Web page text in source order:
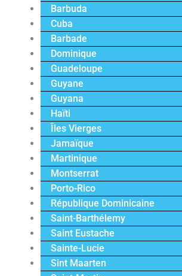
Barbuda
Cuba
Barbade
Dominique
Guadeloupe
Guyane
Guyana
Haïti
Îles Vierges
Jamaïque
Martinique
Montserrat
Porto-Rico
République Dominicaine
Saint-Barthélemy
Saint Eustache
Sainte-Lucie
Sint Maarten